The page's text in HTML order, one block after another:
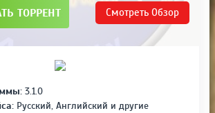
ТОРРЕНТ Смотреть Обзор
3.1.0
Русский, Английский и другие